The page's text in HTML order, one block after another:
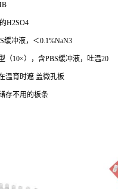
H2SO4
缓冲液，＜0.1%NaN3
（10×），含PBS缓冲液，吐温20
温育时遮 盖微孔板
存不用的板条